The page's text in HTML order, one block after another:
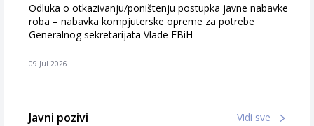
Odluka o otkazivanju/poništenju postupka javne nabavke
roba – nabavka kompjuterske opreme za potrebe
Generalnog sekretarijata Vlade FBiH
09 Jul 2026
Javni pozivi Vidi sve